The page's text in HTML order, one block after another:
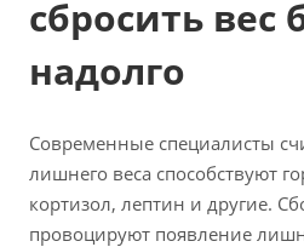
сбросить вес
надолго
Современные специалисты
лишнего веса способствуют
кортизол, лептин и другие.
провоцируют появление